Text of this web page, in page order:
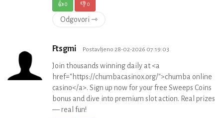
👍0 👎0
Odgovori ⇾
Ftsgmi Postavljeno 28-02-2026 07:19:03
Join thousands winning daily at <a
href="https://chumbacasinox.org/">chumba online
casino</a>. Sign up now for your free Sweeps Coins
bonus and dive into premium slot action. Real prizes
— real fun!